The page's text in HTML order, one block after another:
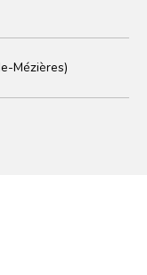
Mézières)